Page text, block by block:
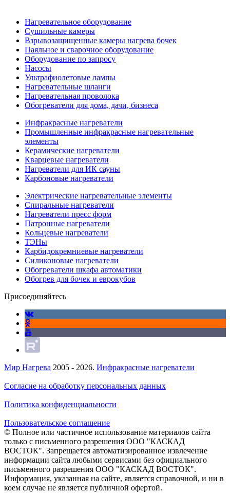
Нагревательное оборудование
Сушильные камеры
Взрывозащищенные камеры нагрева бочек
Паяльное и сварочное оборудование
Оборудование по запросу
Насосы
Ультрафиолетовые лампы
Нагревательные шланги
Нагревательная проволока
Обогреватели для дома, дачи, бизнеса
Инфракрасные нагреватели
Промышленные инфракрасные нагревательные
элементы
Керамические нагреватели
Кварцевые нагреватели
Нагреватели для ИК сауны
Карбоновые нагреватели
Электрические нагревательные элементы
Спиральные нагреватели
Нагреватели пресс форм
Патронные нагреватели
Кольцевые нагреватели
ТЭНы
Карбидокремниевые нагреватели
Силиконовые нагреватели
Обогреватели шкафа автоматики
Обогрев для бочек и еврокубов
Присоединяйтесь
Мир Нагрева 2005 - 2026. Инфракрасные нагреватели
Согласие на обработку персональных данных
Политика конфиденциальности
Пользовательское соглашение
© Полное или частичное использование материалов сайта
только с письменного разрешения ООО "КАСКАД
ВОСТОК". Запрещается автоматизированное извлечение
информации сайта любыми сервисами без официального
письменного разрешения ООО "КАСКАД ВОСТОК".
Информация, указанная на сайте, является справочной, и ни в
коем случае не является публичной офертой.